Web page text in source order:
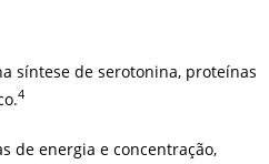
síntese de serotonina, proteínas
4
de energia e concentração,